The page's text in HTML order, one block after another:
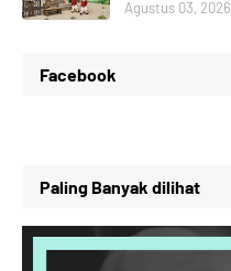
Agustus 03, 2026
Facebook
Paling Banyak dilihat